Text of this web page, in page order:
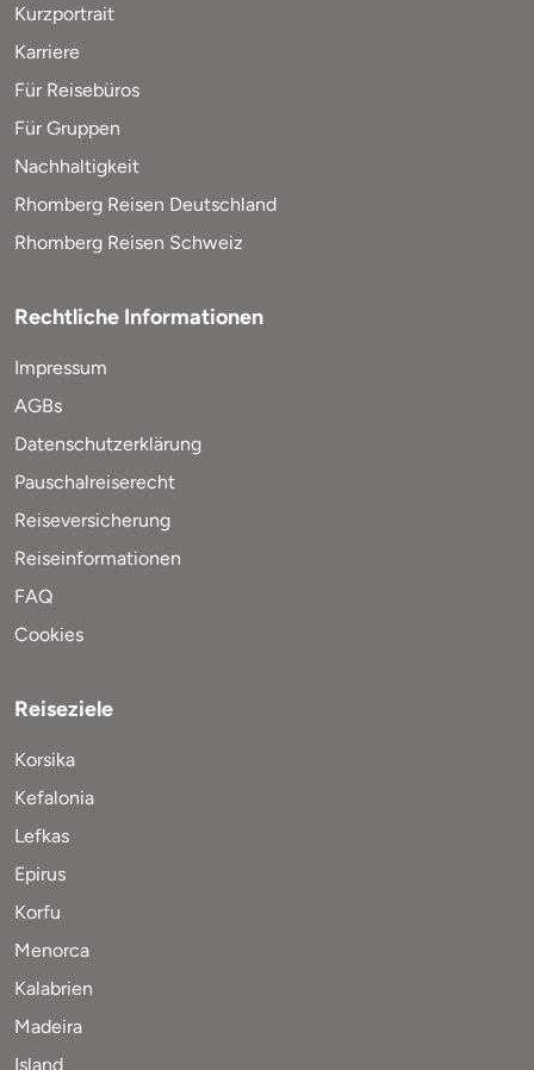
Kurzportrait
Karriere
Für Reisebüros
Für Gruppen
Nachhaltigkeit
Rhomberg Reisen Deutschland
Rhomberg Reisen Schweiz
Rechtliche Informationen
Impressum
AGBs
Datenschutzerklärung
Pauschalreiserecht
Reiseversicherung
Reiseinformationen
FAQ
Cookies
Reiseziele
Korsika
Kefalonia
Lefkas
Epirus
Korfu
Menorca
Kalabrien
Madeira
Island